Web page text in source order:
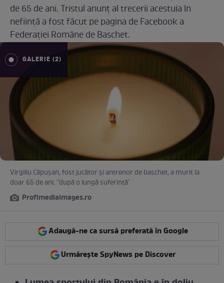
de 65 de ani. Tristul anunț al trecerii acestuia în
neființă a fost făcut pe pagina de Facebook a
Federaţiei Române de Baschet.
GALERIE (2)
Virgiliu Căpuşan, fost jucător şi antrenor de baschet, a murit la
doar 65 de ani, ''după o lungă suferinţă'
Profimediaimages.ro
Adaugă-ne ca sursă preferată în Google
Urmărește SpyNews pe Discover